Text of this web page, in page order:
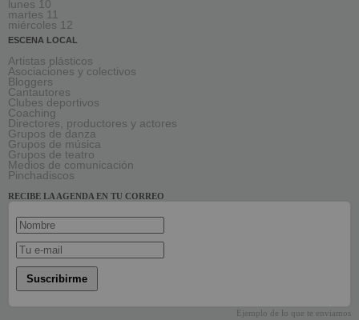
lunes 10
martes 11
miércoles 12
ESCENA LOCAL
Artistas plásticos
Asociaciones y colectivos
Bloggers
Cantautores
Clubes deportivos
Coaching
Directores, productores y actores
Grupos de danza
Grupos de música
Grupos de teatro
Medios de comunicación
Pinchadiscos
RECIBE LA AGENDA EN TU CORREO
Suscribirme
Ejemplo de lo que te enviamos